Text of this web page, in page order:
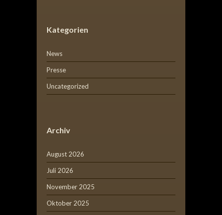
Kategorien
News
Presse
Uncategorized
Archiv
August 2026
Juli 2026
November 2025
Oktober 2025